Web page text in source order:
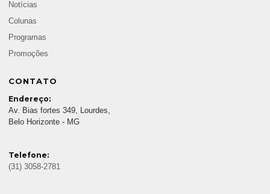
Notícias
Colunas
Programas
Promoções
CONTATO
Endereço:
Av. Bias fortes 349, Lourdes,
Belo Horizonte - MG
Telefone:
(31) 3058-2781